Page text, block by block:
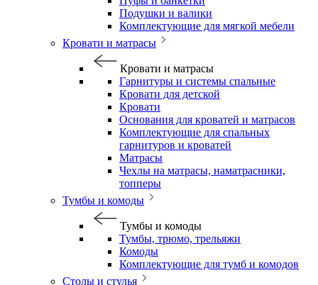
Подушки и валики
Комплектующие для мягкой мебели
Кровати и матрасы
Кровати и матрасы
Гарнитуры и системы спальные
Кровати для детской
Кровати
Основания для кроватей и матрасов
Комплектующие для спальных
гарнитуров и кроватей
Матрасы
Чехлы на матрасы, наматрасники,
топперы
Тумбы и комоды
Тумбы и комоды
Тумбы, трюмо, трельяжи
Комоды
Комплектующие для тумб и комодов
Столы и стулья